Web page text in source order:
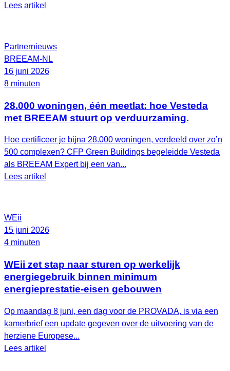
Lees artikel
Partnernieuws
BREEAM-NL
16 juni 2026
8 minuten
28.000 woningen, één meetlat: hoe Vesteda
met BREEAM stuurt op verduurzaming.
Hoe certificeer je bijna 28.000 woningen, verdeeld over zo’n
500 complexen? CFP Green Buildings begeleidde Vesteda
als BREEAM Expert bij een van...
Lees artikel
WEii
15 juni 2026
4 minuten
WEii zet stap naar sturen op werkelijk
energiegebruik binnen minimum
energieprestatie-eisen gebouwen
Op maandag 8 juni, een dag voor de PROVADA, is via een
kamerbrief een update gegeven over de uitvoering van de
herziene Europese...
Lees artikel